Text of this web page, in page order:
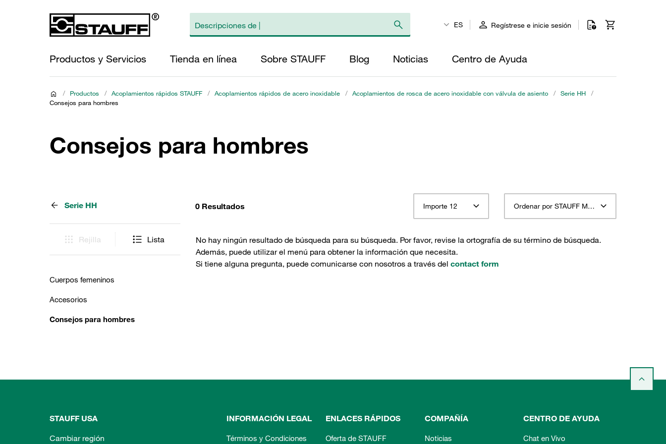
ES Regístrese e inicie sesión
Productos y Servicios Tienda en línea Sobre STAUFF Blog Noticias Centro de Ayuda
/ Productos / Acoplamientos rápidos STAUFF / Acoplamientos rápidos de acero inoxidable / Acoplamientos de rosca de acero inoxidable con válvula de asiento / Serie HH
/
Consejos para hombres
Consejos para hombres
Serie HH
Rejilla Lista
Cuerpos femeninos
Accesorios
Consejos para hombres
0 Resultados Importe 12 Ordenar por STAUFF Material Descripción ascendente
No hay ningún resultado de búsqueda para su búsqueda. Por favor, revise la ortografía de su término de búsqueda.
Además, puede utilizar el menú para obtener la información que necesita.
Si tiene alguna pregunta, puede comunicarse con nosotros a través del contact form
STAUFF USA
Cambiar región
INFORMACIÓN LEGAL
Términos y Condiciones
ENLACES RÁPIDOS
Oferta de STAUFF
COMPAÑÍA
Noticias
CENTRO DE AYUDA
Chat en Vivo